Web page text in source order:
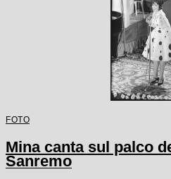
FOTO
Mina canta sul palco
Sanremo